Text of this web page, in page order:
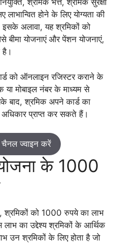
श्रमिक भत्ते, श्रमिक सुरक्षा
होने के लिए योग्यता की
अलावा, यह श्रमिकों को
बीमा योजनाएं और पेंशन योजनाएं,
है।
को ऑनलाइन रजिस्टर कराने के
या मोबाइल नंबर के माध्यम से
बाद, श्रमिक अपने कार्ड का
प्राप्त कर सकते हैं।
चैनल ज्वाइन करें
के 1000
श्रमिकों को 1000 रुपये का लाभ
लाभ का उद्देश्य श्रमिकों के आर्थिक
उन श्रमिकों के लिए होता है जो